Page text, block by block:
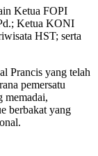
Ketua FOPI
Ketua KONI
HST; serta
Prancis yang telah
pemersatu
memadai,
berbakat yang